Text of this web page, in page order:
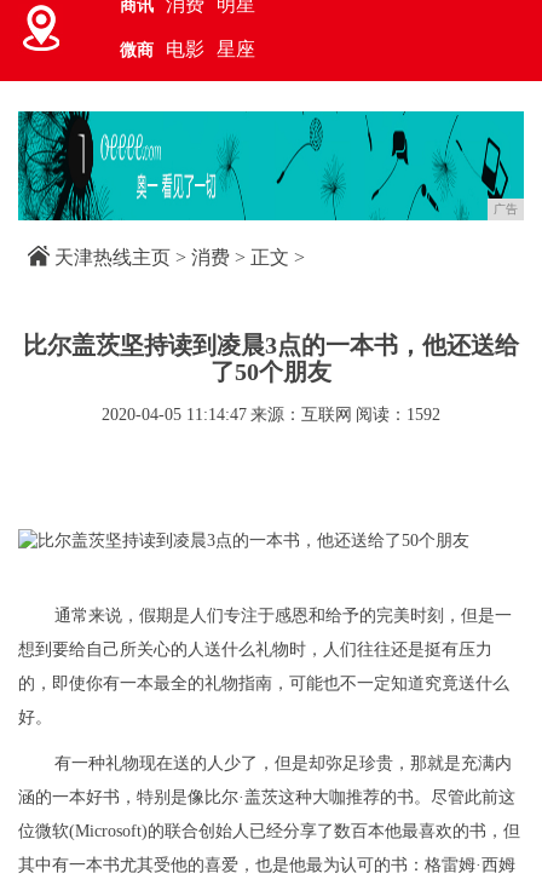
商讯 消费 明星
微商 电影 星座
广告
天津热线主页 > 消费 > 正文 >
比尔盖茨坚持读到凌晨3点的一本书，他还送给
了50个朋友
2020-04-05 11:14:47 来源：互联网 阅读：1592
通常来说，假期是人们专注于感恩和给予的完美时刻，但是一
想到要给自己所关心的人送什么礼物时，人们往往还是挺有压力
的，即使你有一本最全的礼物指南，可能也不一定知道究竟送什么
好。
有一种礼物现在送的人少了，但是却弥足珍贵，那就是充满内
涵的一本好书，特别是像比尔·盖茨这种大咖推荐的书。尽管此前这
位微软(Microsoft)的联合创始人已经分享了数百本他最喜欢的书，但
其中有一本书尤其受他的喜爱，也是他最为认可的书：格雷姆·西姆